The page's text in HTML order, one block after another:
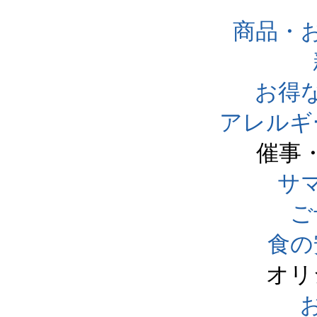
商品・
お得
アレル
催事
サ
食
オ